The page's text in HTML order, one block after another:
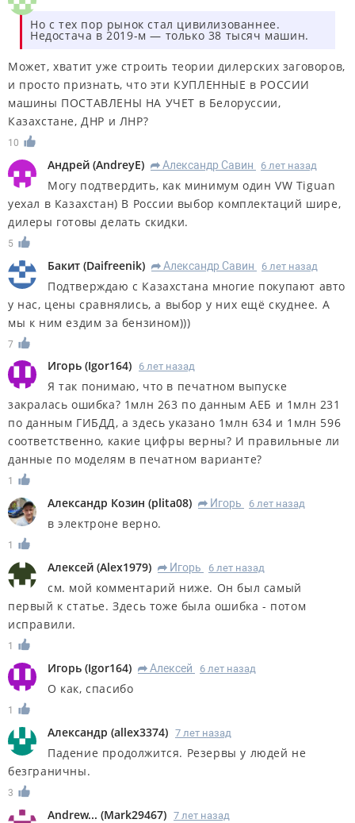
Но с тех пор рынок стал цивилизованнее.
Недостача в 2019-м — только 38 тысяч машин.
Может, хватит уже строить теории дилерских заговоров,
и просто признать, что эти КУПЛЕННЫЕ в РОССИИ
машины ПОСТАВЛЕНЫ НА УЧЕТ в Белоруссии,
Казахстане, ДНР и ЛНР?
10
Андрей (AndreyE) R Александр Савин 6 лет назад
Могу подтвердить, как минимум один VW Tiguan
уехал в Казахстан) В России выбор комплектаций шире,
дилеры готовы делать скидки.
5
Бакит (Daifreenik) R Александр Савин 6 лет назад
Подтверждаю с Казахстана многие покупают авто
у нас, цены сравнялись, а выбор у них ещё скуднее. А
мы к ним ездим за бензином)))
7
Игорь (Igor164) 6 лет назад
Я так понимаю, что в печатном выпуске
закралась ошибка? 1млн 263 по данным АЕБ и 1млн 231
по данным ГИБДД, а здесь указано 1млн 634 и 1млн 596
соответственно, какие цифры верны? И правильные ли
данные по моделям в печатном варианте?
1
Александр Козин (plita08) R Игорь 6 лет назад
в электроне верно.
1
Алексей (Alex1979) R Игорь 6 лет назад
см. мой комментарий ниже. Он был самый
первый к статье. Здесь тоже была ошибка - потом
исправили.
1
Игорь (Igor164) R Алексей 6 лет назад
О как, спасибо
1
Александр (allex3374) 7 лет назад
Падение продолжится. Резервы у людей не
безграничны.
3
Andrew... (Mark29467) 7 лет назад